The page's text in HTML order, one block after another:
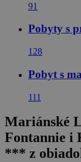
91
Pobyty s
128
Pobyt s
111
Mariánské
Fontannie i
*** z